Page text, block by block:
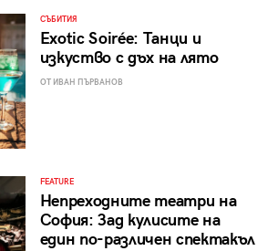
СЪБИТИЯ
Exotic Soirée: Танци и
изкуство с дъх на лято
ОТ ИВАН ПЪРВАНОВ
FEATURE
Непреходните театри на
София: Зад кулисите на
един по-различен спектакъл